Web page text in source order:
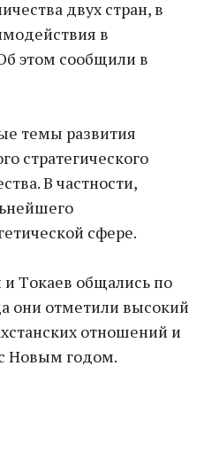
двух стран, в
в
этoм сообщили в
тeмы развития
стратегического
В частности,
сфере.
Тoкаев общались по
они отметили высокий
отношений и
Новым годом.